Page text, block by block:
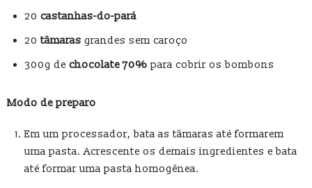
20 castanhas-do-pará
20 tâmaras grandes sem caroço
300g de chocolate 70% para cobrir os bombons
Modo de preparo
Em um processador, bata as tâmaras até formarem
uma pasta. Acrescente os demais ingredientes e bata
até formar uma pasta homogênea.